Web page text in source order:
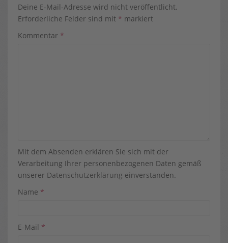
Deine E-Mail-Adresse wird nicht veröffentlicht.
Erforderliche Felder sind mit * markiert
Kommentar *
Mit dem Absenden erklären Sie sich mit der
Verarbeitung Ihrer personenbezogenen Daten gemäß
unserer Datenschutzerklärung einverstanden.
Name *
E-Mail *